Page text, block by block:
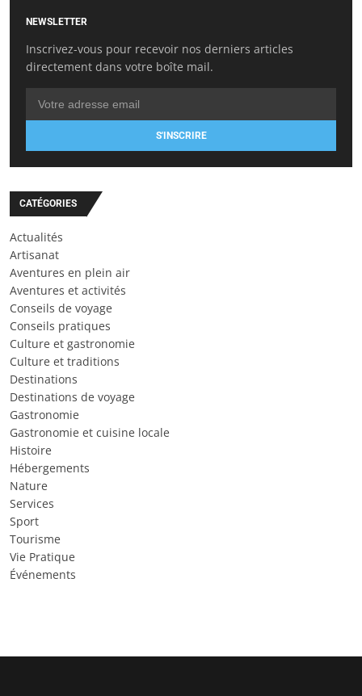
NEWSLETTER
Inscrivez-vous pour recevoir nos derniers articles
directement dans votre boîte mail.
S'INSCRIRE
CATÉGORIES
Actualités
Artisanat
Aventures en plein air
Aventures et activités
Conseils de voyage
Conseils pratiques
Culture et gastronomie
Culture et traditions
Destinations
Destinations de voyage
Gastronomie
Gastronomie et cuisine locale
Histoire
Hébergements
Nature
Services
Sport
Tourisme
Vie Pratique
Événements